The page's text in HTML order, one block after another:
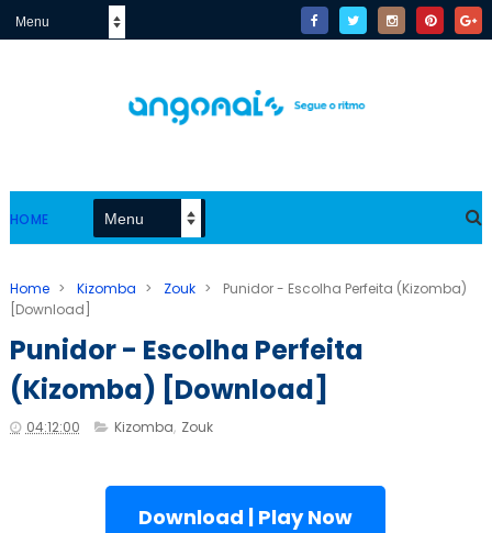
HOME
Home > Kizomba > Zouk >
Punidor - Escolha Perfeita (Kizomba)
[Download]
Punidor - Escolha Perfeita
(Kizomba) [Download]
04:12:00 Kizomba, Zouk
Download | Play Now